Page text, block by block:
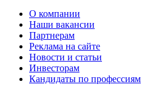
О компании
Наши вакансии
Партнерам
Реклама на сайте
Новости и статьи
Инвесторам
Кандидаты по профессиям